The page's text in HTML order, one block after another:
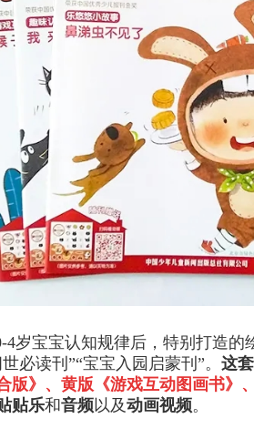
4岁宝宝认知规律后，特别打造
必读刊”“宝宝入园启蒙刊”。 这
版》、黄版《游戏互动图画书》
贴乐和音频以及动画视频。